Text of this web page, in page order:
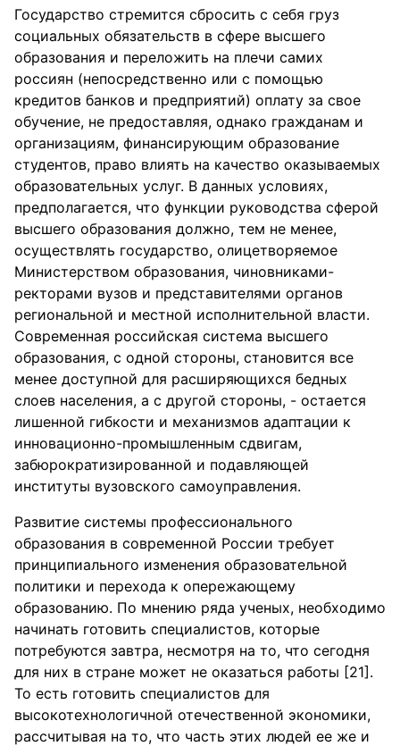
Государство стремится сбросить с себя груз
социальных обязательств в сфере высшего
образования и переложить на плечи самих
россиян (непосредственно или с помощью
кредитов банков и предприятий) оплату за свое
обучение, не предоставляя, однако гражданам и
организациям, финансирующим образование
студентов, право влиять на качество оказываемых
образовательных услуг. В данных условиях,
предполагается, что функции руководства сферой
высшего образования должно, тем не менее,
осуществлять государство, олицетворяемое
Министерством образования, чиновниками-
ректорами вузов и представителями органов
региональной и местной исполнительной власти.
Современная российская система высшего
образования, с одной стороны, становится все
менее доступной для расширяющихся бедных
слоев населения, а с другой стороны, - остается
лишенной гибкости и механизмов адаптации к
инновационно-промышленным сдвигам,
забюрократизированной и подавляющей
институты вузовского самоуправления.
Развитие системы профессионального
образования в современной России требует
принципиального изменения образовательной
политики и перехода к опережающему
образованию. По мнению ряда ученых, необходимо
начинать готовить специалистов, которые
потребуются завтра, несмотря на то, что сегодня
для них в стране может не оказаться работы [21].
То есть готовить специалистов для
высокотехнологичной отечественной экономики,
рассчитывая на то, что часть этих людей ее же и